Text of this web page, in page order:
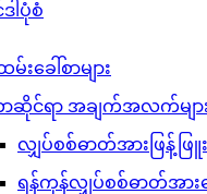
ါပုံစံ
းခေါ်စာများ
ဆိုင်ရာ အချက်အလက်မျာ
လျှပ်စစ်ဓာတ်အားဖြန့်ဖြူး
ရန်ကုန်လျှပ်စစ်ဓာတ်အားပ